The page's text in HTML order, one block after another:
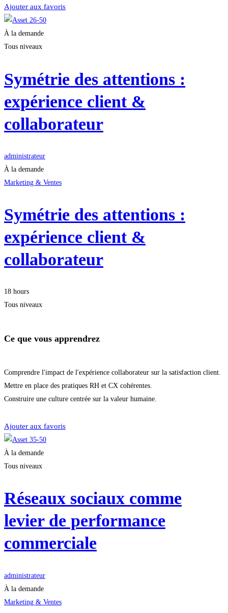
Ajouter aux favoris
À la demande
Tous niveaux
Symétrie des attentions :
expérience client &
collaborateur
administrateur
À la demande
Marketing & Ventes
Symétrie des attentions :
expérience client &
collaborateur
18 hours
Tous niveaux
Ce que vous apprendrez
Comprendre l'impact de l'expérience collaborateur sur la satisfaction client.
Mettre en place des pratiques RH et CX cohérentes.
Construire une culture centrée sur la valeur humaine.
Ajouter aux favoris
À la demande
Tous niveaux
Réseaux sociaux comme
levier de performance
commerciale
administrateur
À la demande
Marketing & Ventes